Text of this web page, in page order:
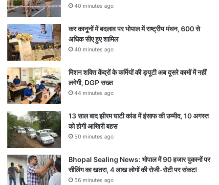
40 minutes ago
कर कानूनों में बदलाव पर भोपाल में राष्ट्रीय मंथन, 600 से
अधिक सीए हुए शामिल
40 minutes ago
मिशन शक्ति केंद्रों के कर्मियों की ड्यूटी अब दूसरे कामों में नहीं
लगेगी, DGP सख्त
44 minutes ago
13 साल बाद झीरम घाटी कांड में इंसाफ की उम्मीद, 10 अगस्त
को होगी आखिरी बहस
50 minutes ago
Bhopal Sealing News: भोपाल में 90 हजार दुकानों पर
सीलिंग का खतरा, 4 लाख लोगों की रोजी-रोटी पर संकट!
56 minutes ago